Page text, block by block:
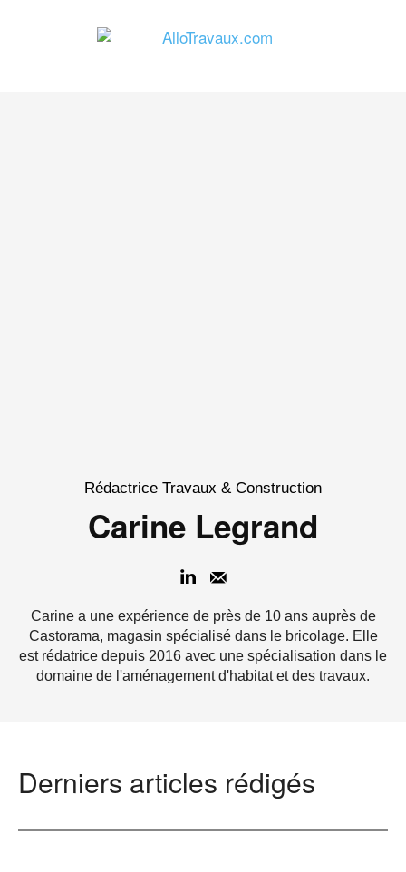
Rédactrice Travaux & Construction
Carine Legrand
Carine a une expérience de près de 10 ans auprès de
Castorama, magasin spécialisé dans le bricolage. Elle
est rédatrice depuis 2016 avec une spécialisation dans le
domaine de l'aménagement d'habitat et des travaux.
Derniers articles rédigés